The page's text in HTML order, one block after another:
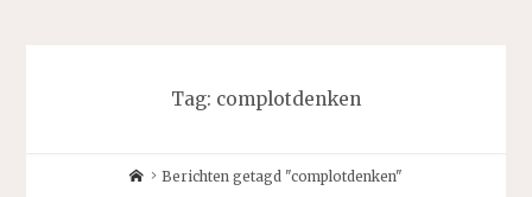
Tag: complotdenken
HomeBerichten getagd "complotdenken"